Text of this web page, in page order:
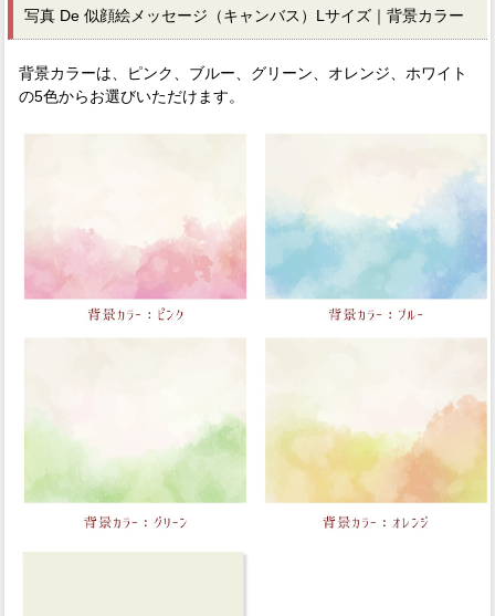
写真 De 似顔絵メッセージ（キャンバス）Lサイズ｜背景カラー
背景カラーは、ピンク、ブルー、グリーン、オレンジ、ホワイト
の5色からお選びいただけます。